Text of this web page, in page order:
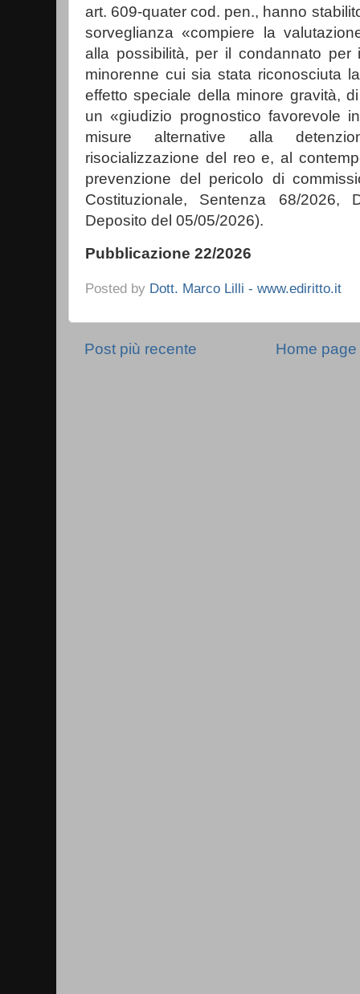
art. 609-quater cod. pen., hanno
sorveglianza «compiere la
alla possibilità, per il condannato
minorenne cui sia stata riconosciuta
effetto speciale della minore gravità,
un «giudizio prognostico favorevole
misure alternative alla
risocializzazione del reo e, al
prevenzione del pericolo di
Costituzionale, Sentenza 68/2026,
Deposito del 05/05/2026).
Pubblicazione 22/2026
Posted by Dott. Marco Lilli - www.ediritto.it
Post più recente Home page